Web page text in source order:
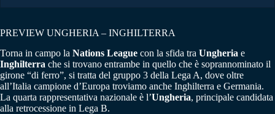
PREVIEW UNGHERIA – INGHILTERRA
Torna in campo la Nations League con la sfida tra Ungheria e
Inghilterra che si trovano entrambe in quello che è soprannominato il
girone “di ferro”, si tratta del gruppo 3 della Lega A, dove oltre
all’Italia campione d’Europa troviamo anche Inghilterra e Germania.
La quarta rappresentativa nazionale è l’Ungheria, principale candidata
alla retrocessione in Lega B.